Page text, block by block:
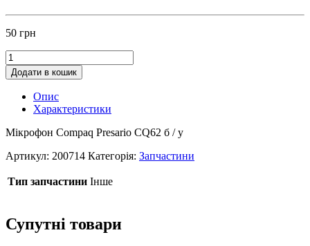
50 грн
Додати в кошик
Опис
Характеристики
Мікрофон Compaq Presario CQ62 б / у
Артикул: 200714 Категорія: Запчастини
Тип запчастини Інше
Супутні товари